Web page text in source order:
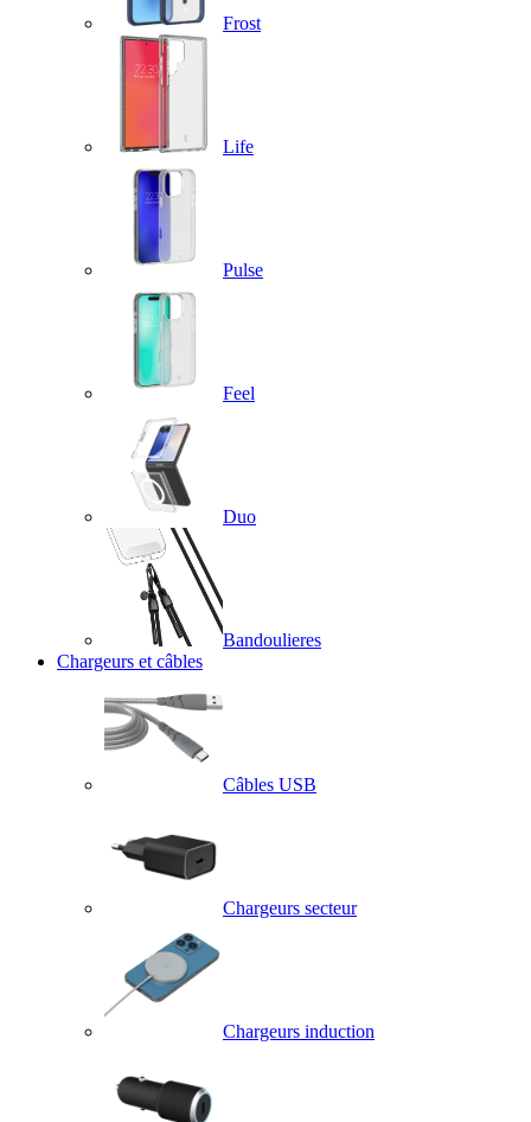
Frost
Life
Pulse
Feel
Duo
Bandoulieres
Chargeurs et câbles
Câbles USB
Chargeurs secteur
Chargeurs induction